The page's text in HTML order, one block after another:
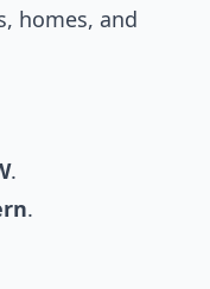
homes, and
.
.